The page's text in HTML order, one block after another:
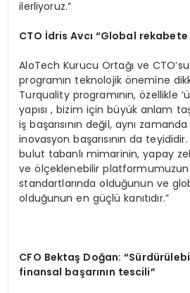
ilerliyoruz.”
CTO İdris Avcı “Global rekabete
AloTech Kurucu Ortağı ve
programın teknolojik önemine
Turquality programının, özellikle
yapısı , bizim için büyük anlam
iş başarısının değil, aynı
inovasyon başarısının da
bulut tabanlı mimarinin, yapay
ve ölçeklenebilir
standartlarında olduğunun ve
olduğunun en güçlü kanıtıdır.”
CFO Bektaş Doğan: “S
finansal başarının tescili”